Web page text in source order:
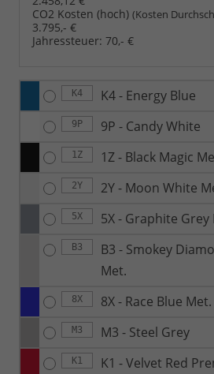
CO2 Kosten (hoch) (Kosten
3.795,- €
Jahressteuer: 70,- €
K4 K4 - Energy Blue
9P 9P - Candy White
1Z 1Z - Black Magic
2Y 2Y - Moon White
5X 5X - Graphite Grey
B3
B3 - Smokey
Met.
8X 8X - Race Blue Met.
M3 M3 - Steel Grey
K1
K1 - Velvet Red